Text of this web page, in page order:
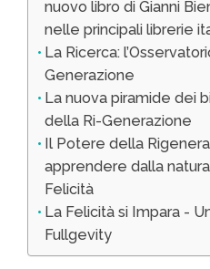
nuovo libro di Gianni
nelle principali librerie
La Ricerca:
Generazione
La nuova piramide dei
della Ri-Generazione
Il Potere della
apprendere dalla
Felicità
La Felicità si Impara -
Fullgevity